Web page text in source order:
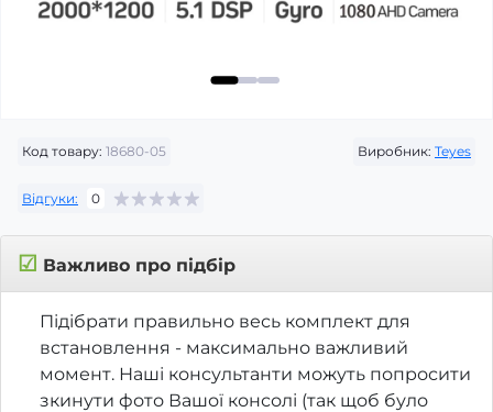
Код товару: 18680-05 Виробник: Teyes
Відгуки: 0
☑ Важливо про підбір
Підібрати правильно весь комплект для
встановлення - максимально важливий
момент. Наші консультанти можуть попросити
зкинути фото Вашої консолі (так щоб було